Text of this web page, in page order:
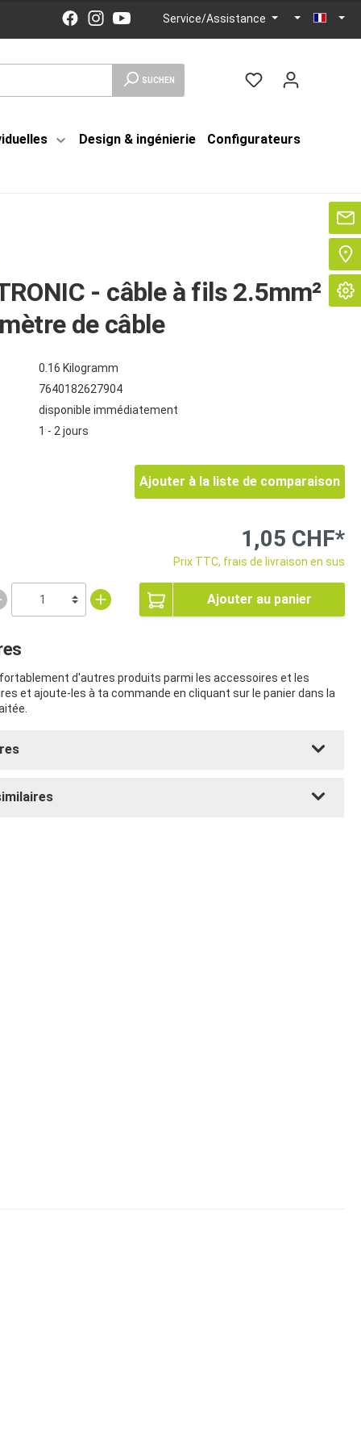
Service/Assistance
SUCHEN
Design & ingénierie Configurateurs
- câble à fils 2.5mm²
de câble
0.16 Kilogramm
7640182627904
disponible immédiatement
1 - 2 jours
Ajouter à la liste de comparaison
1,05 CHF*
Prix TTC, frais de livraison en sus
Ajouter au panier
d'autres produits parmi les accessoires et les
et ajoute-les à ta commande en cliquant sur le panier dans la